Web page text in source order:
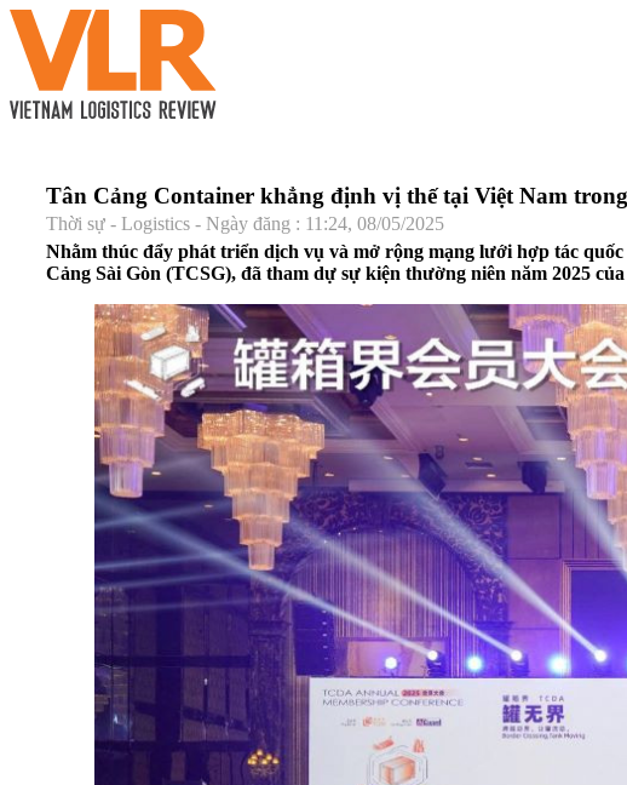
Tân Cảng Container khẳng định vị thế tại Việt Nam
Thời sự - Logistics - Ngày đăng : 11:24, 08/05/2025
Nhằm thúc đẩy phát triển dịch vụ và mở rộng mạng lưới hợp tác
Cảng Sài Gòn (TCSG), đã tham dự sự kiện thường niên năm 2025